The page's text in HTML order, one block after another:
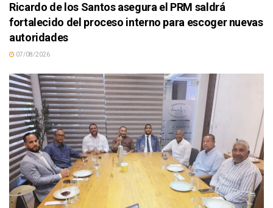
Ricardo de los Santos asegura el PRM saldrá
fortalecido del proceso interno para escoger nuevas
autoridades
07/08/2026